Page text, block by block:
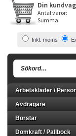
Din
Antal varor:
Summa:
Inkl. moms
Arbetskläder /
Avdragare
Borstar
Domkraft / Pallbock